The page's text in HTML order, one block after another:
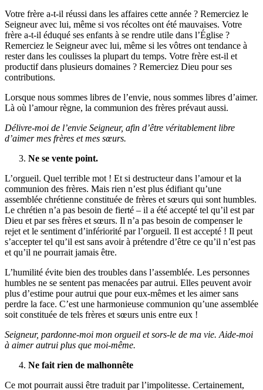
Votre frère a-t-il réussi dans les affaires cette année ? Remerciez le
Seigneur avec lui, même si vos récoltes ont été mauvaises. Votre
frère a-t-il éduqué ses enfants à se rendre utile dans l’Église ?
Remerciez le Seigneur avec lui, même si les vôtres ont tendance à
rester dans les coulisses la plupart du temps. Votre frère est-il et
productif dans plusieurs domaines ? Remerciez Dieu pour ses
contributions.
Lorsque nous sommes libres de l’envie, nous sommes libres d’aimer.
Là où l’amour règne, la communion des frères prévaut aussi.
Délivre-moi de l’envie Seigneur, afin d’être véritablement libre
d’aimer mes frères et mes sœurs.
Ne se vente point.
L’orgueil. Quel terrible mot ! Et si destructeur dans l’amour et la
communion des frères. Mais rien n’est plus édifiant qu’une
assemblée chrétienne constituée de frères et sœurs qui sont humbles.
Le chrétien n’a pas besoin de fierté – il a été accepté tel qu’il est par
Dieu et par ses frères et sœurs. Il n’a pas besoin de compenser le
rejet et le sentiment d’infériorité par l’orgueil. Il est accepté ! Il peut
s’accepter tel qu’il est sans avoir à prétendre d’être ce qu’il n’est pas
et qu’il ne pourrait jamais être.
L’humilité évite bien des troubles dans l’assemblée. Les personnes
humbles ne se sentent pas menacées par autrui. Elles peuvent avoir
plus d’estime pour autrui que pour eux-mêmes et les aimer sans
perdre la face. C’est une harmonieuse communion qu’une assemblée
soit constituée de tels frères et sœurs unis entre eux !
Seigneur, pardonne-moi mon orgueil et sors-le de ma vie. Aide-moi
à aimer autrui plus que moi-même.
Ne fait rien de malhonnête
Ce mot pourrait aussi être traduit par l’impolitesse. Certainement,